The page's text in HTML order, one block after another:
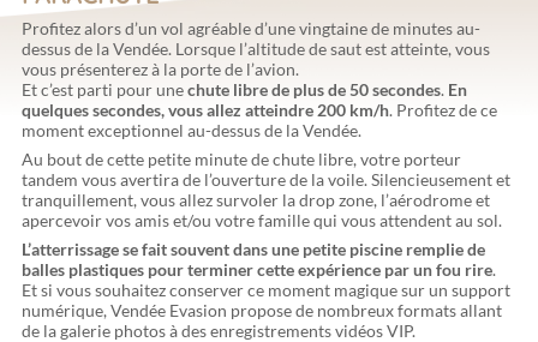
Profitez alors d’un vol agréable d’une vingtaine de minutes au-
dessus de la Vendée. Lorsque l’altitude de saut est atteinte, vous
vous présenterez à la porte de l’avion.
Et c’est parti pour unechute libre de plus de 50 secondes. En
quelques secondes, vous allez atteindre 200 km/h. Profitez de ce
moment exceptionnel au-dessus de la Vendée.
Au bout de cette petite minute de chute libre, votre porteur
tandem vous avertira de l’ouverture de la voile. Silencieusement et
tranquillement, vous allez survoler la drop zone, l’aérodrome et
apercevoir vos amis et/ou votre famille qui vous attendent au sol.
L’atterrissage se fait souvent dans une petite piscine remplie de
balles plastiques pour terminer cette expérience par un fou rire.
Et si vous souhaitez conserver ce moment magique sur un support
numérique, Vendée Evasion propose de nombreux formats allant
de la galerie photos à des enregistrements vidéos VIP.